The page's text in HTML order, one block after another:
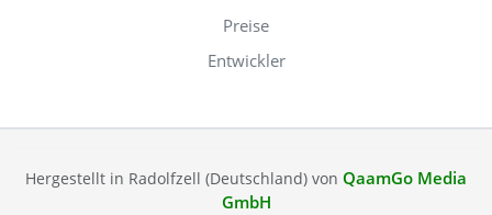
Preise
Entwickler
Hergestellt in Radolfzell (Deutschland) von QaamGo Media
GmbH